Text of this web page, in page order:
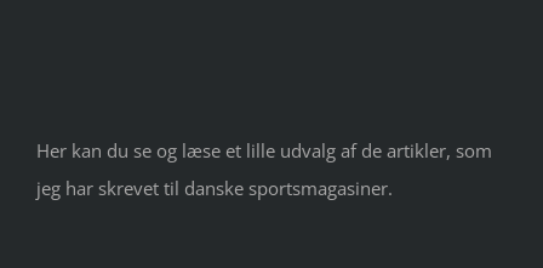
Her kan du se og læse et lille udvalg af de artikler, som
jeg har skrevet til danske sportsmagasiner.